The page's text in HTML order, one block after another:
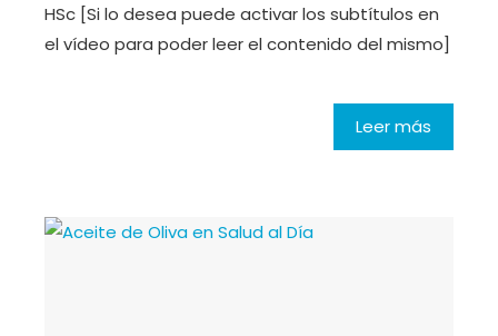
HSc [Si lo desea puede activar los subtítulos en
el vídeo para poder leer el contenido del mismo]
Leer más